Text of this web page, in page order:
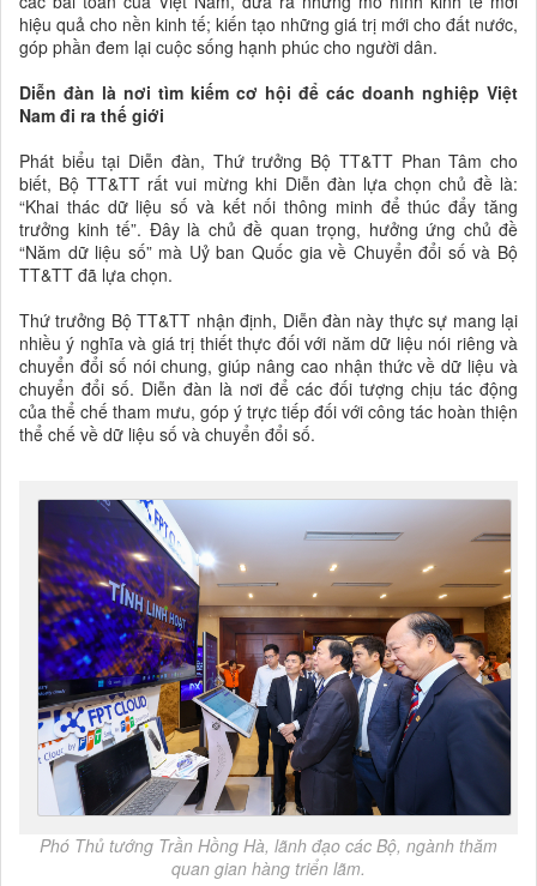
hiệu quả cho nền kinh tế; kiến tạo những giá trị mới cho đất nước,
góp phần đem lại cuộc sống hạnh phúc cho người dân.
Diễn đàn là nơi tìm kiếm cơ hội để các doanh nghiệp Việt
Nam đi ra thế giới
Phát biểu tại Diễn đàn, Thứ trưởng Bộ TT&TT Phan Tâm cho
biết, Bộ TT&TT rất vui mừng khi Diễn đàn lựa chọn chủ đề là:
“Khai thác dữ liệu số và kết nối thông minh để thúc đẩy tăng
trưởng kinh tế”. Đây là chủ đề quan trọng, hưởng ứng chủ đề
“Năm dữ liệu số” mà Uỷ ban Quốc gia về Chuyển đổi số và Bộ
TT&TT đã lựa chọn.
Thứ trưởng Bộ TT&TT nhận định, Diễn đàn này thực sự mang lại
nhiều ý nghĩa và giá trị thiết thực đối với năm dữ liệu nói riêng và
chuyển đổi số nói chung, giúp nâng cao nhận thức về dữ liệu và
chuyển đổi số. Diễn đàn là nơi để các đối tượng chịu tác động
của thể chế tham mưu, góp ý trực tiếp đối với công tác hoàn thiện
thể chế về dữ liệu số và chuyển đổi số.
Phó Thủ tướng Trần Hồng Hà, lãnh đạo các Bộ, ngành thăm
quan gian hàng triển lãm.